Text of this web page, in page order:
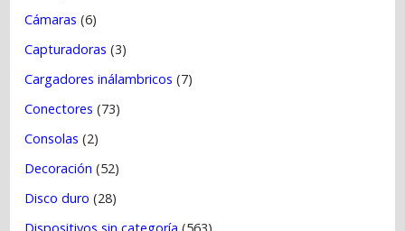
Cámaras (6)
Capturadoras (3)
Cargadores inálambricos (7)
Conectores (73)
Consolas (2)
Decoración (52)
Disco duro (28)